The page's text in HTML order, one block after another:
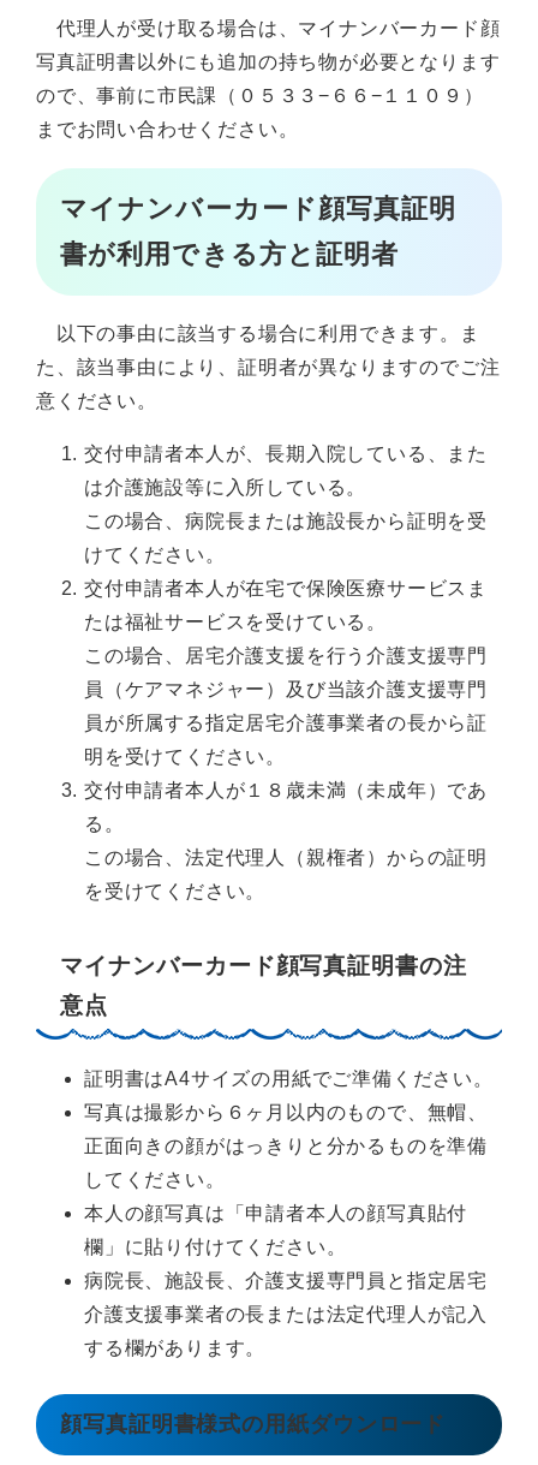
代理人が受け取る場合は、マイナンバーカード顔
写真証明書以外にも追加の持ち物が必要となります
ので、事前に市民課（０５３３−６６−１１０９）
までお問い合わせください。
マイナンバーカード顔写真証明
書が利用できる方と証明者
以下の事由に該当する場合に利用できます。ま
た、該当事由により、証明者が異なりますのでご注
意ください。
交付申請者本人が、長期入院している、また
は介護施設等に入所している。
この場合、病院長または施設長から証明を受
けてください。
交付申請者本人が在宅で保険医療サービスま
たは福祉サービスを受けている。
この場合、居宅介護支援を行う介護支援専門
員（ケアマネジャー）及び当該介護支援専門
員が所属する指定居宅介護事業者の長から証
明を受けてください。
交付申請者本人が１８歳未満（未成年）であ
る。
この場合、法定代理人（親権者）からの証明
を受けてください。
マイナンバーカード顔写真証明書の注
意点
証明書はA4サイズの用紙でご準備ください。
写真は撮影から６ヶ月以内のもので、無帽、
正面向きの顔がはっきりと分かるものを準備
してください。
本人の顔写真は「申請者本人の顔写真貼付
欄」に貼り付けてください。
病院長、施設長、介護支援専門員と指定居宅
介護支援事業者の長または法定代理人が記入
する欄があります。
顔写真証明書様式の用紙ダウンロード